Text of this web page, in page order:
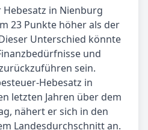
in Nienburg
23 Punkte höher als der
Unterschied könnte
und
sein.
Hebesatz in
letzten Jahren über dem
nähert er sich in den
Landesdurchschnitt an.